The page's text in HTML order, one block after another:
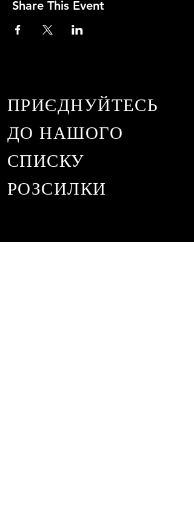
Share This Event
ПРИЄДНУЙТЕСЬ
ДО НАШОГО
СПИСКУ
РОЗСИЛКИ